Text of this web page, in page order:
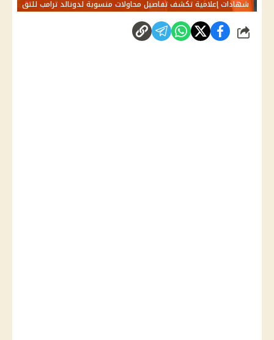
شهادات إعلامية تكشف تفاصيل محاولات منسوبة لدونالد ترامب للتق
شارك